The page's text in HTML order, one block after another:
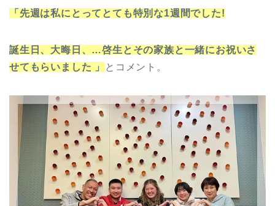
「先週は私にとってとても特別な1週間でした!
誕生日、大晦日、…啓生とその家族と一緒にお祝いさ
せてもらいました 」
とコメント。